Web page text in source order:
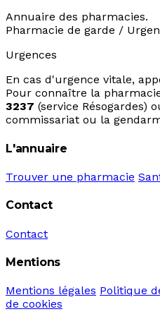
Annuaire des pharmacies.
Pharmacie de garde /
Urgences
En cas d'urgence vitale,
Pour connaître la
3237 (service Résogardes)
commissariat ou la
L'annuaire
Trouver une pharmacie
Contact
Contact
Mentions
Mentions légales Politique
de cookies